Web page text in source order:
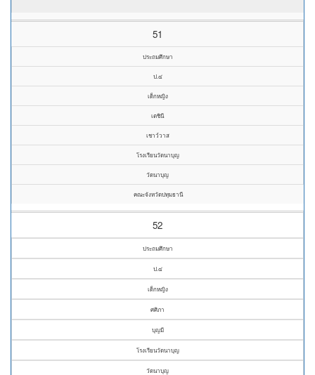
51
ประถมศึกษา
ป.๔
เด็กหญิง
เตชินี
เชาว์วาส
โรงเรียนวัดนาบุญ
วัดนาบุญ
คณะจังหวัดปทุมธานี
52
ประถมศึกษา
ป.๔
เด็กหญิง
ศศิภา
บุญมี
โรงเรียนวัดนาบุญ
วัดนาบุญ